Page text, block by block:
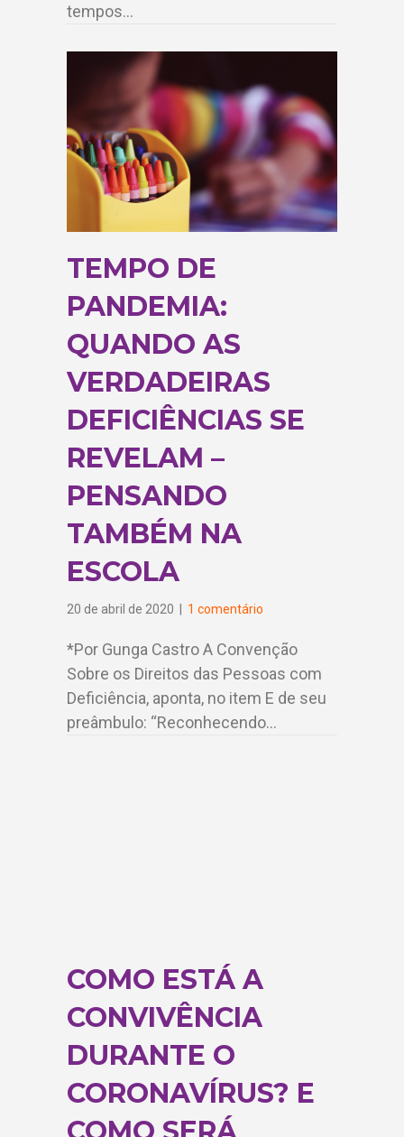
tempos…
TEMPO DE
PANDEMIA:
QUANDO AS
VERDADEIRAS
DEFICIÊNCIAS SE
REVELAM –
PENSANDO
TAMBÉM NA
ESCOLA
20 de abril de 2020 1 comentário
*Por Gunga Castro A Convenção
Sobre os Direitos das Pessoas com
Deficiência, aponta, no item E de seu
preâmbulo: “Reconhecendo…
COMO ESTÁ A
CONVIVÊNCIA
DURANTE O
CORONAVÍRUS? E